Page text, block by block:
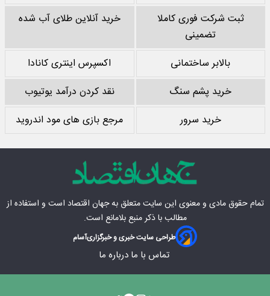
ثبت شرکت فوری کاملا
تضمینی
خرید آنلاین طلای آب شده
بالابر ساختمانی
اکسپرس اینتری کانادا
خرید پشم سنگ
نقد کردن درآمد یوتیوب
خرید سرور
مرجع بازی های مود اندروید
تمام حقوق مادی‌ و معنوی این سایت متعلق بهجهان اقتصاد است و استفاده از
مطالب با ذکر منبع بلامانع است.
طراحی سایت خبری و خبرگزاریآسام
تماس با ما درباره ما